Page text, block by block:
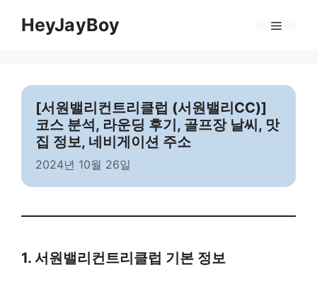
HeyJayBoy
[서원밸리컨트리클럽 (서원밸리CC)]
코스 분석, 라운딩 후기, 골프장 날씨, 맛
집 정보, 네비게이션 주소
2024년 10월 26일
1. 서원밸리컨트리클럽 기본 정보